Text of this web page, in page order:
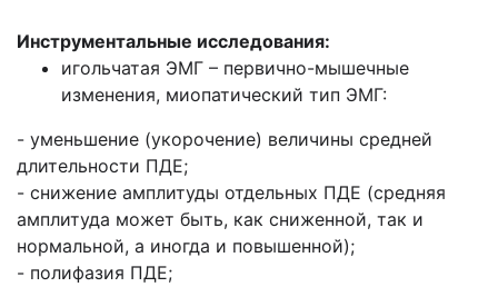
Инструментальные исследования:
игольчатая ЭМГ – первично-мышечные
изменения, миопатический тип ЭМГ:
- уменьшение (укорочение) величины средней
длительности ПДЕ;
- снижение амплитуды отдельных ПДЕ (средняя
амплитуда может быть, как сниженной, так и
нормальной, а иногда и повышенной);
- полифазия ПДЕ;